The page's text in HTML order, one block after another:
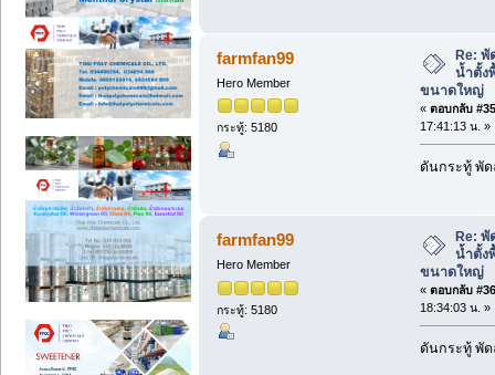
farmfan99
Hero Member
กระทู้: 5180
Re:
น้ำตั้ง
ขนาดใหญ่
« ตอบกลับ
17:41:13 น. »
ดันกระทู้ พั
farmfan99
Hero Member
กระทู้: 5180
Re:
น้ำตั้ง
ขนาดใหญ่
« ตอบกลับ
18:34:03 น. »
ดันกระทู้ พั